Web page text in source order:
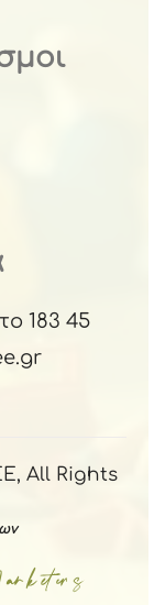
183 45
All Rights